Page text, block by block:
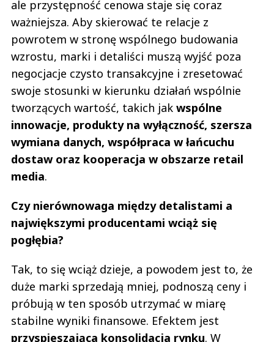
ale przystępność cenowa staje się coraz
ważniejsza. Aby skierować te relacje z
powrotem w stronę wspólnego budowania
wzrostu, marki i detaliści muszą wyjść poza
negocjacje czysto transakcyjne i zresetować
swoje stosunki w kierunku działań wspólnie
tworzących wartość, takich jak wspólne
innowacje, produkty na wyłączność, szersza
wymiana danych, współpraca w łańcuchu
dostaw oraz kooperacja w obszarze retail
media.
Czy nierównowaga między detalistami a
największymi producentami wciąż się
pogłębia?
Tak, to się wciąż dzieje, a powodem jest to, że
duże marki sprzedają mniej, podnoszą ceny i
próbują w ten sposób utrzymać w miarę
stabilne wyniki finansowe. Efektem jest
przyspieszająca konsolidacja rynku. W